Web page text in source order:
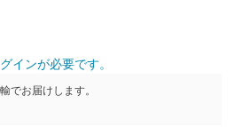
インが必要です。
でお届けします。